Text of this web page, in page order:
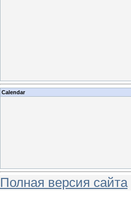
Calendar
Полная версия сайта